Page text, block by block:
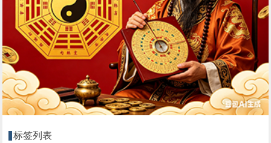
标签列表